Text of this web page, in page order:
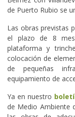
de Puerto Rubio se
Las obras previstas
el plazo de 8
plataforma y
colocación de
de pequeñas
equipamiento de
Ya en nuestro
de Medio Ambiente